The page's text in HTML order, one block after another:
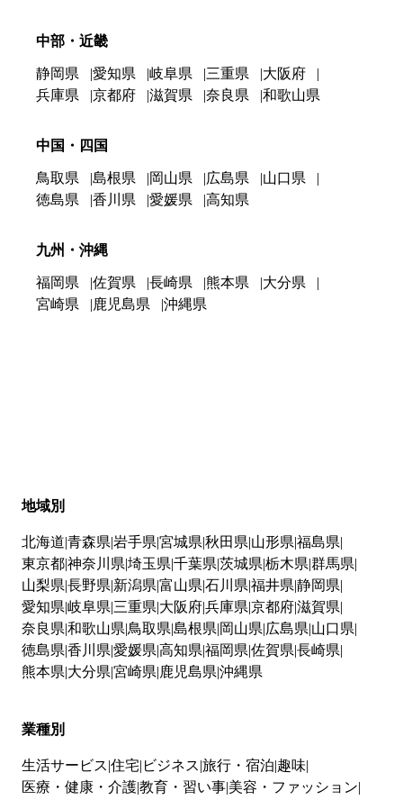
中部・近畿
静岡県 愛知県 岐阜県 三重県
大阪府
兵庫県
京都府 滋賀県 奈良県 和歌山県
中国・四国
鳥取県 島根県 岡山県 広島県
山口県
徳島県
香川県 愛媛県 高知県
九州・沖縄
福岡県 佐賀県 長崎県 熊本県
大分県
宮崎県
鹿児島県 沖縄県
地域別
北海道 青森県 岩手県 宮城県 秋田県 山形県 福島県
東京都神奈川県 埼玉県 千葉県 茨城県 栃木県 群馬県
山梨県 長野県 新潟県 富山県 石川県 福井県 静岡県
愛知県 岐阜県 三重県 大阪府兵庫県 京都府滋賀県
奈良県 和歌山県 鳥取県 島根県 岡山県 広島県 山口県
徳島県 香川県 愛媛県 高知県 福岡県 佐賀県 長崎県
熊本県 大分県 宮崎県 鹿児島県 沖縄県
業種別
生活サービス 住宅 ビジネス 旅行・宿泊 趣味
医療・健康・介護教育・習い事 美容・ファッション